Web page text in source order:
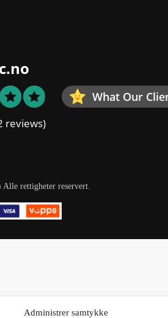
Administrer samtykke
What Our
reviews)
Alle rettigheter reservert.